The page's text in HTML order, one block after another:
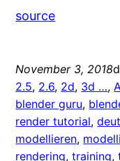
source
November 3, 2018
2.5, 2.6, 2d, 3d …,
blender guru,
render tutorial,
modellieren,
rendering, training,